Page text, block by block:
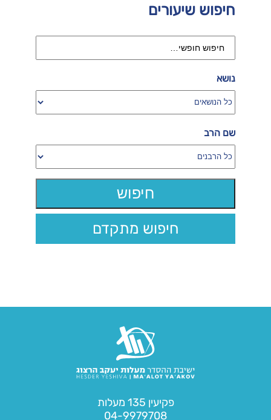
חיפוש שיעורים
נושא
שם הרב
חיפוש מתקדם
פקיעין 135 מעלות
04-9979708